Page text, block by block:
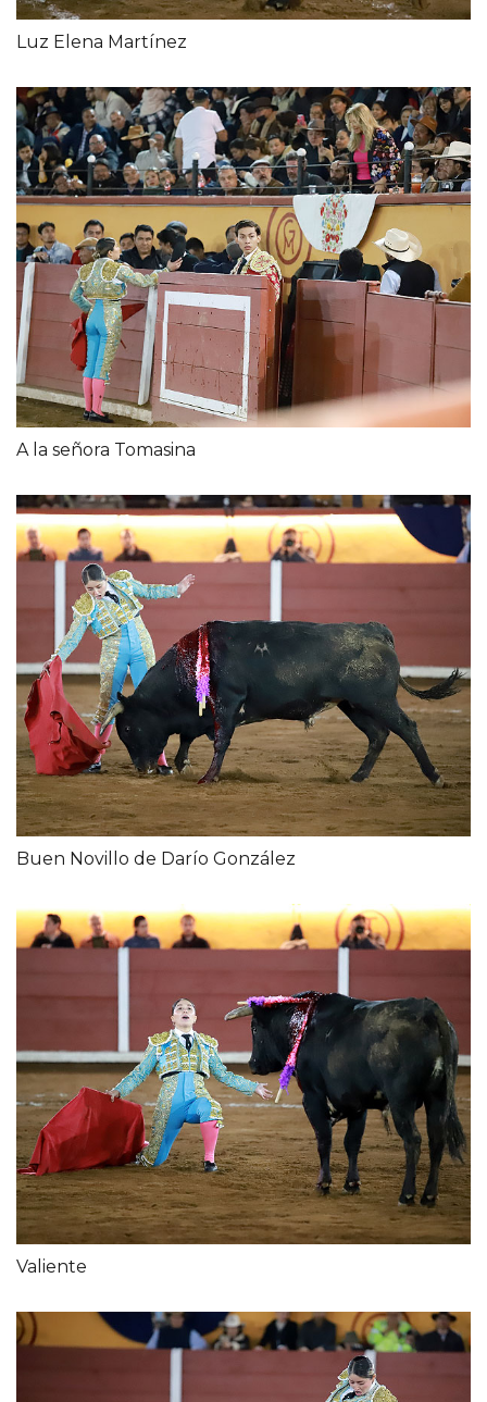
Luz Elena Martínez
A la señora Tomasina
Buen Novillo de Darío González
Valiente